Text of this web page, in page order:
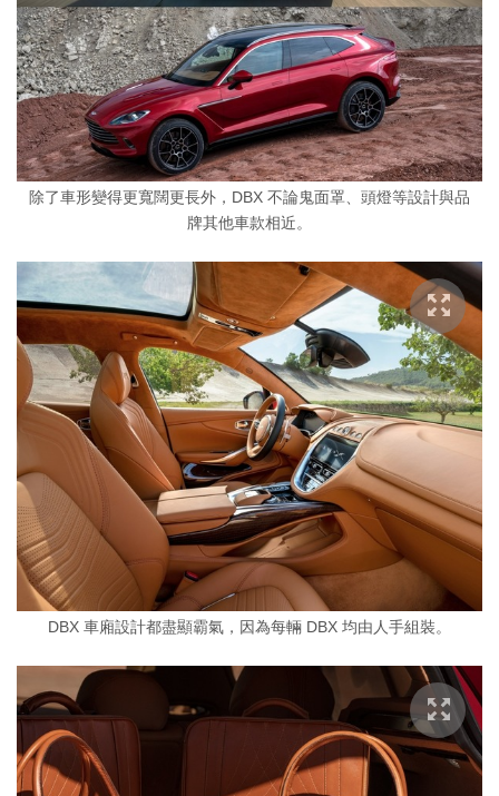
除了車形變得更寬闊更長外，DBX 不論鬼面罩、頭燈等設計與品
牌其他車款相近。
DBX 車廂設計都盡顯霸氣，因為每輛 DBX 均由人手組裝。